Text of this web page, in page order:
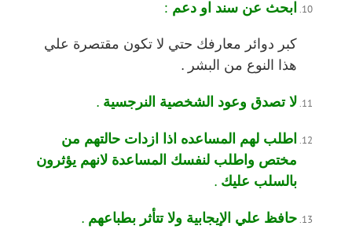
ابحث عن سند او دعم :
كبر دوائر معارفك حتي لا تكون مقتصرة علي
هذا النوع من البشر .
لا تصدق وعود الشخصية النرجسية .
اطلب لهم المساعده اذا ازدات حالتهم من
مختص واطلب لنفسك المساعدة لانهم يؤثرون
بالسلب عليك .
حافظ علي الإيجابية ولا تتأثر بطباعهم .